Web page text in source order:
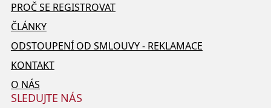
PROČ SE REGISTROVAT
ČLÁNKY
ODSTOUPENÍ OD SMLOUVY - REKLAMACE
KONTAKT
O NÁS
SLEDUJTE NÁS